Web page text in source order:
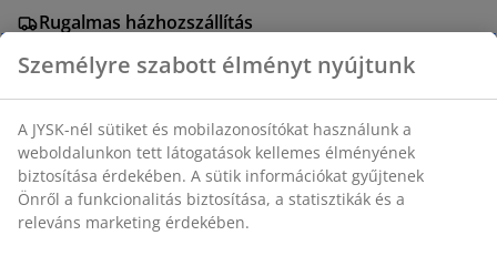
Rugalmas házhozszállítás
SKU: 6881144
Részletes Adatok
Személyre szabott élményt nyújtunk
A JYSK-nél sütiket és mobilazonosítókat használunk a
weboldalunkon tett látogatások kellemes élményének
biztosítása érdekében. A sütik információkat gyűjtenek
Önről a funkcionalitás biztosítása, a statisztikák és a
releváns marketing érdekében.